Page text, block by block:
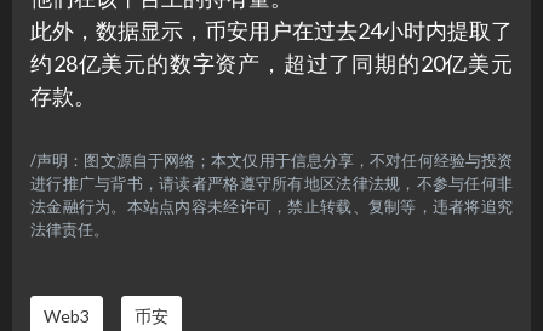
此外，数据显示，币安用户在过去24小时内提取了
约28亿美元的数字资产，超过了同期的20亿美元
存款。
/声明：图文源自于网络；本文仅用于信息分享，不对任何经验与投资
进行推广与背书，请读者严格遵守所有地区法律法规，不参与任何非
法金融行为。本站点内容未经许可，禁止转载、复制等，违者将追究
法律责任。
Web3 币安